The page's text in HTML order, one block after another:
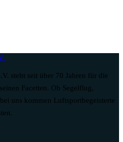
steht seit über 70 Jahren für die
Facetten. Ob Segelflug,
uns kommen Luftsportbegeisterte